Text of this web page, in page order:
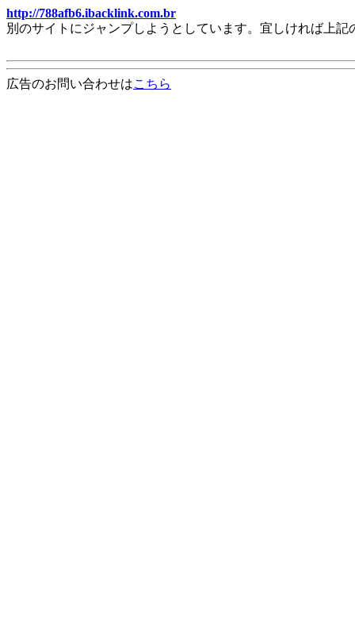
http://788afb6.ibacklink.com.br
別のサイトにジャンプしようとしています。宜しければ上
広告のお問い合わせはこちら